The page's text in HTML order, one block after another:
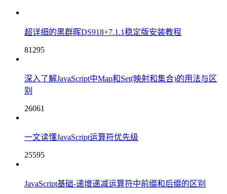
超详细的黑群晖DS918+7.1.1稳定版安装教程
81295
深入了解JavaScript中Map和Set(映射和集合)的用法与区
别
26061
一文读懂JavaScript运算符优先级
25595
JavaScript基础-递增递减运算符中前缀和后缀的区别